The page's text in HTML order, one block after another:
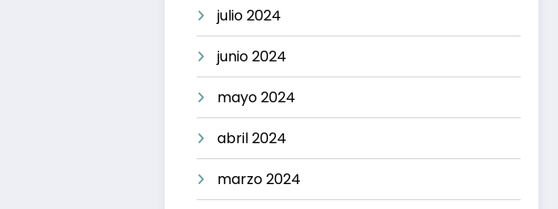
julio 2024
junio 2024
mayo 2024
abril 2024
marzo 2024